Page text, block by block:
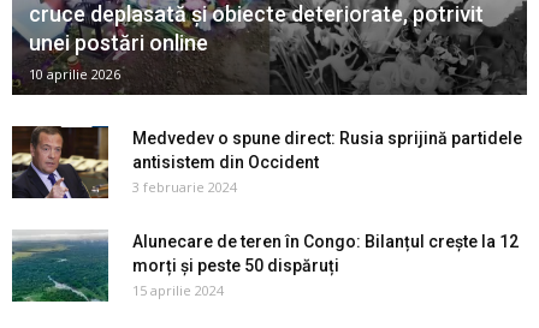
cruce deplasată și obiecte deteriorate, potrivit
unei postări online
10 aprilie 2026
Medvedev o spune direct: Rusia sprijină partidele
antisistem din Occident
3 februarie 2024
Alunecare de teren în Congo: Bilanțul crește la 12
morți și peste 50 dispăruți
15 aprilie 2024